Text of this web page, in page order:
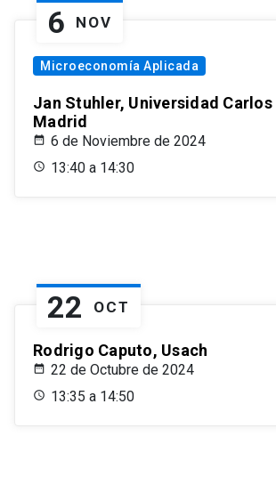
6 NOV
Microeconomía Aplicada
Jan Stuhler, Universidad Carlos
Madrid
6 de Noviembre de 2024
13:40 a 14:30
22 OCT
Rodrigo Caputo, Usach
22 de Octubre de 2024
13:35 a 14:50